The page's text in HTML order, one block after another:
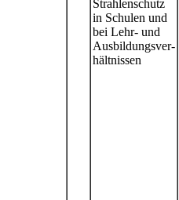
Strahlenschutz
in Schulen und
bei Lehr- und
Ausbildungsver-
hältnissen